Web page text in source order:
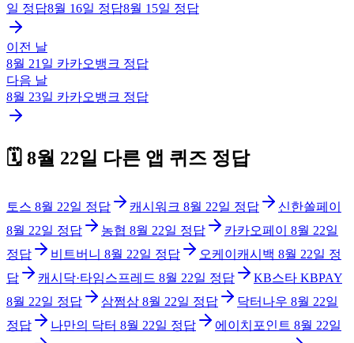
일 정답8월 16일 정답8월 15일 정답
이전 날
8월 21일 카카오뱅크 정답
다음 날
8월 23일 카카오뱅크 정답
🗓️ 8월 22일 다른 앱 퀴즈 정답
토스 8월 22일 정답 캐시워크 8월 22일 정답
신한쏠페이
8월 22일 정답 농협 8월 22일 정답 카카오페이
8월 22일
정답
비트버니 8월 22일 정답 오케이캐시백 8월 22일 정
답
캐시닥·타임스프레드 8월 22일 정답
KB스타 KBPAY
8월 22일 정답 삼쩜삼 8월 22일 정답 닥터나우 8월 22일
정답
나만의 닥터 8월 22일 정답 에이치포인트 8월 22일